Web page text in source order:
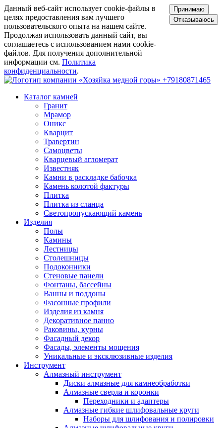
Данный веб-сайт использует cookie-файлы в
целях предоставления вам лучшего
пользовательского опыта на нашем сайте.
Продолжая использовать данный сайт, вы
соглашаетесь с использованием нами cookie-
файлов. Для получения дополнительной
информации см. Политика
конфиденциальности.
Принимаю
Отказываюсь
+79180871465
Каталог камней
Гранит
Мрамор
Оникс
Кварцит
Травертин
Самоцветы
Кварцевый агломерат
Известняк
Камни в раскладке бабочка
Камень колотой фактуры
Плитка
Плитка из сланца
Светопропускающий камень
Изделия
Полы
Камины
Лестницы
Столешницы
Подоконники
Стеновые панели
Фонтаны, бассейны
Ванны и поддоны
Фасонные профили
Изделия из камня
Декоративное панно
Раковины, курны
Фасадный декор
Фасады, элементы мощения
Уникальные и эксклюзивные изделия
Инструмент
Алмазный инструмент
Диски алмазные для камнеобработки
Алмазные сверла и коронки
Переходники и адаптеры
Алмазные гибкие шлифовальные круги
Наборы для шлифования и полировки